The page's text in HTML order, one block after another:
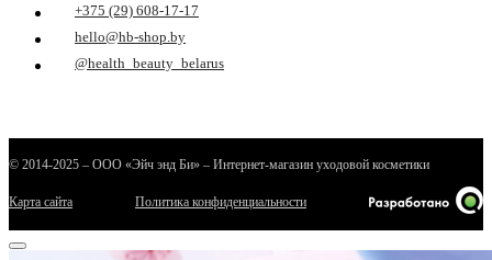
+375 (29) 608-17-17
hello@hb-shop.by
@health_beauty_belarus
© 2014-2025 – ООО «Эйч энд Би» – Интернет-магазин уходовой косметики
Карта сайта Политика конфиденциальности